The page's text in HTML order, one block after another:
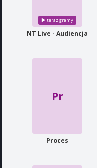
NT Live - Audiencja
Pr
Proces